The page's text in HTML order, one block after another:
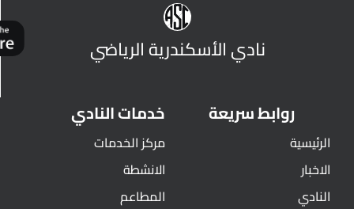
نادي الأسكندرية الرياضي
روابط سريعة
الرئيسية
الاخبار
النادي
خدمات النادي
مركز الخدمات
الانشطة
المطاعم